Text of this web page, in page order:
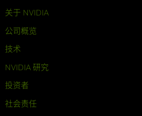
关于 NVIDIA
公司概览
技术
NVIDIA 研究
投资者
社会责任